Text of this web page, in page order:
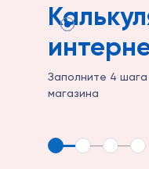
Заполните 4
магазина